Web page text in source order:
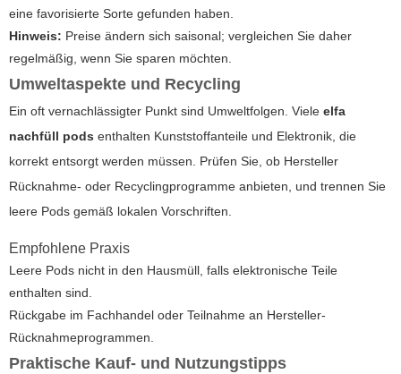
eine favorisierte Sorte gefunden haben.
Hinweis: Preise ändern sich saisonal; vergleichen Sie daher
regelmäßig, wenn Sie sparen möchten.
Umweltaspekte und Recycling
Ein oft vernachlässigter Punkt sind Umweltfolgen. Viele elfa
nachfüll pods enthalten Kunststoffanteile und Elektronik, die
korrekt entsorgt werden müssen. Prüfen Sie, ob Hersteller
Rücknahme- oder Recyclingprogramme anbieten, und trennen Sie
leere Pods gemäß lokalen Vorschriften.
Empfohlene Praxis
Leere Pods nicht in den Hausmüll, falls elektronische Teile
enthalten sind.
Rückgabe im Fachhandel oder Teilnahme an Hersteller-
Rücknahmeprogrammen.
Praktische Kauf- und Nutzungstipps